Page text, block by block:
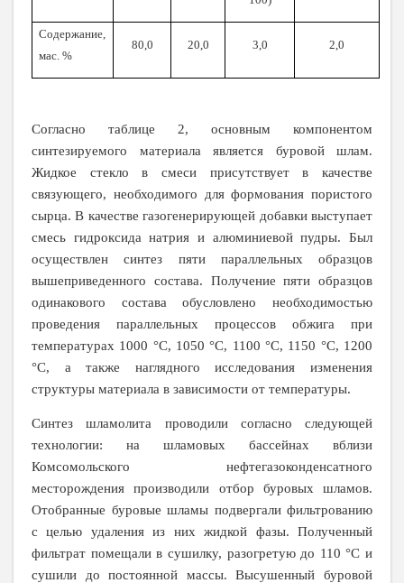
Содержание,
мас. %
80,0 20,0 3,0 2,0
Согласно таблице 2, основным компонентом
синтезируемого материала является буровой шлам.
Жидкое стекло в смеси присутствует в качестве
связующего, необходимого для формования пористого
сырца. В качестве газогенерирующей добавки выступает
смесь гидроксида натрия и алюминиевой пудры. Был
осуществлен синтез пяти параллельных образцов
вышеприведенного состава. Получение пяти образцов
одинакового состава обусловлено необходимостью
проведения параллельных процессов обжига при
температурах 1000 °С, 1050 °С, 1100 °С, 1150 °С, 1200
°С, а также наглядного исследования изменения
структуры материала в зависимости от температуры.
Синтез шламолита проводили согласно следующей
технологии: на шламовых бассейнах вблизи
Комсомольского нефтегазоконденсатного
месторождения производили отбор буровых шламов.
Отобранные буровые шламы подвергали фильтрованию
с целью удаления из них жидкой фазы. Полученный
фильтрат помещали в сушилку, разогретую до 110 °С и
сушили до постоянной массы. Высушенный буровой